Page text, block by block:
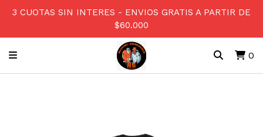
3 CUOTAS SIN INTERES - ENVIOS GRATIS A PARTIR DE
$60.000
0